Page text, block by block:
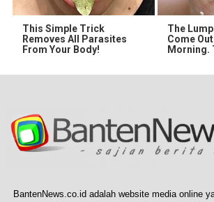
This Simple Trick
Removes All Parasites
From Your Body!
The Lump
Come
Morning.
BantenNews.co.id adalah website media online